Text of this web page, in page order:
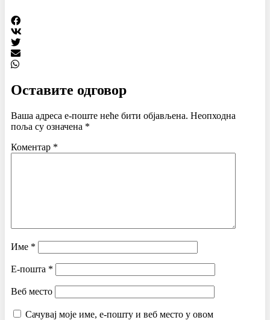
Оставите одговор
Ваша адреса е-поште неће бити објављена. Неопходна
поља су означена *
Коментар *
Име *
Е-пошта *
Веб место
Сачувај моје име, е-пошту и веб место у овом